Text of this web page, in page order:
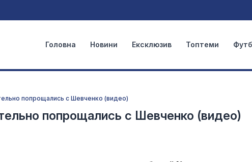
Головна Новини Ексклюзив Топтеми
попрощались с Шевченко (видео)
попрощались с Шевченко (видео)